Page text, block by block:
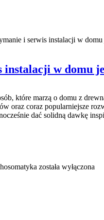
i serwis instalacji w
instalacji w domu
które marzą o domu z
oraz coraz popularniejsze
dać solidną dawkę
została wyłączona